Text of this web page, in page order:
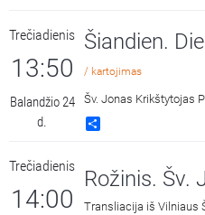
Trečiadienis
13:50
Balandžio 24
d.
Šiandien.
/ kartojimas
Šv. Jonas Krikštytojas
Trečiadienis
14:00
Rožinis. Šv.
Transliacija iš Vilniaus